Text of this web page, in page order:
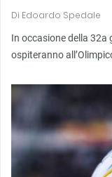
Di Edoardo Spedale
In occasione della
ospiteranno